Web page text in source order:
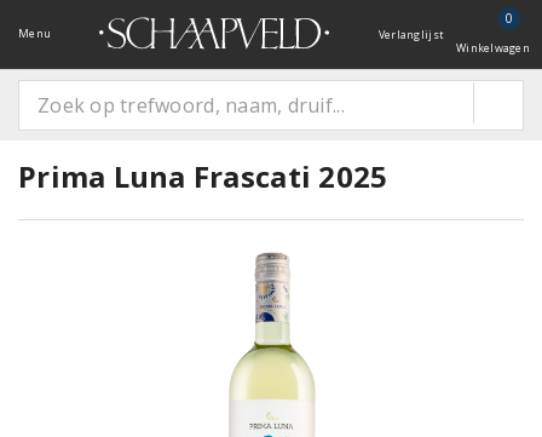
Menu Verlanglijst
0
Winkelwagen
Prima Luna Frascati 2025